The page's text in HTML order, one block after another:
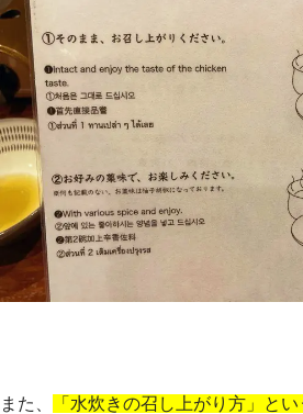
また、
「水炊きの召し上がり方」と